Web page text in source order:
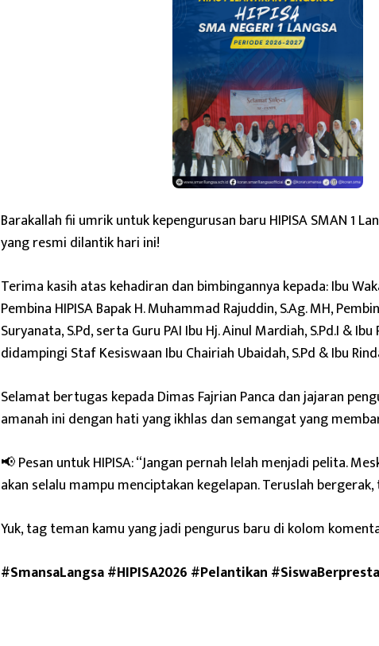
Barakallah fii umrik untuk kepengurusan baru HIPISA SMAN 1
yang resmi dilantik hari ini!
Terima kasih atas kehadiran dan bimbingannya kepada: Ibu
Pembina HIPISA Bapak H. Muhammad Rajuddin, S.Ag. MH,
Suryanata, S.Pd, serta Guru PAI Ibu Hj. Ainul Mardiah, S.Pd.I & Ibu
didampingi Staf Kesiswaan Ibu Chairiah Ubaidah, S.Pd & Ibu
Selamat bertugas kepada Dimas Fajrian Panca dan jajaran
amanah ini dengan hati yang ikhlas dan semangat yang
📢 Pesan untuk HIPISA: “Jangan pernah lelah menjadi pelita.
akan selalu mampu menciptakan kegelapan. Teruslah
Yuk, tag teman kamu yang jadi pengurus baru di kolom
#SmansaLangsa#HIPISA2026 #Pelantikan